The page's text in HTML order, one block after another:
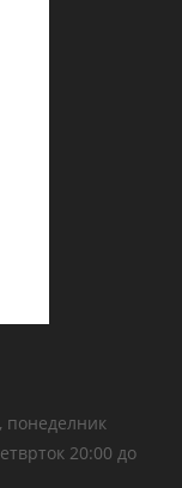
понеделник
20:00 до